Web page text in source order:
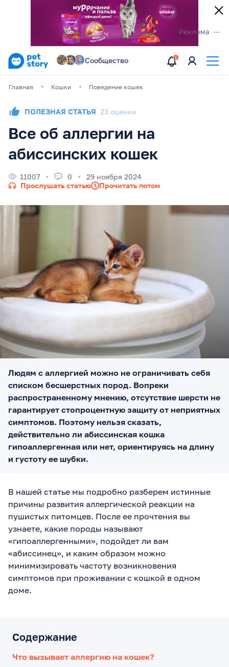
Сообщество
Главная Кошки Поведение кошек
ПОЛЕЗНАЯ СТАТЬЯ 23 оценки
Все об аллергии на
абиссинских кошек
11007 0
29 ноября 2024
Прослушать статью
Прочитать потом
Людям с аллергией можно не ограничивать себя
списком бесшерстных пород. Вопреки
распространенному мнению, отсутствие шерсти не
гарантирует стопроцентную защиту от неприятных
симптомов. Поэтому нельзя сказать,
действительно ли абиссинская кошка
гипоаллергенная или нет, ориентируясь на длину
и густоту ее шубки.
В нашей статье мы подробно разберем истинные
причины развития аллергической реакции на
пушистых питомцев. После ее прочтения вы
узнаете, какие породы называют
«гипоаллергенными», подойдет ли вам
«абиссинец», и каким образом можно
минимизировать частоту возникновения
симптомов при проживании с кошкой в одном
доме.
Содержание
Что вызывает аллергию на кошек?